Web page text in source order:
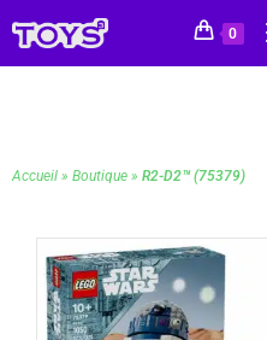
0
Accueil » Boutique » R2-D2™ (75379)